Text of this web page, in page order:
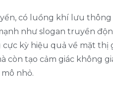
có luồng khí lưu
như slogan truyền
kỳ hiệu quả về mặt thị
còn tạo cảm giác không
nhỏ.